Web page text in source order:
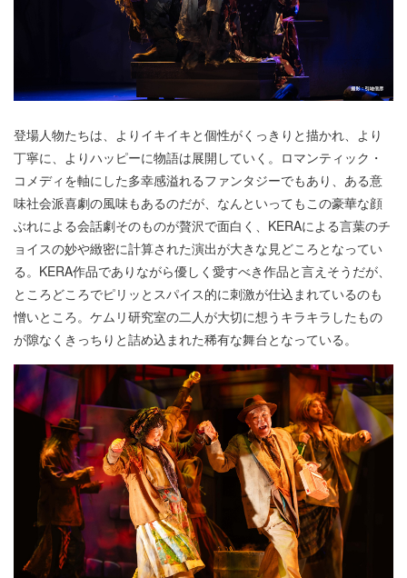
登場人物たちは、よりイキイキと個性がくっきりと描かれ、より
丁寧に、よりハッピーに物語は展開していく。ロマンティック・
コメディを軸にした多幸感溢れるファンタジーでもあり、ある意
味社会派喜劇の風味もあるのだが、なんといってもこの豪華な顔
ぶれによる会話劇そのものが贅沢で面白く、KERAによる言葉のチ
ョイスの妙や緻密に計算された演出が大きな見どころとなってい
る。KERA作品でありながら優しく愛すべき作品と言えそうだが、
ところどころでピリッとスパイス的に刺激が仕込まれているのも
憎いところ。ケムリ研究室の二人が大切に想うキラキラしたもの
が隙なくきっちりと詰め込まれた稀有な舞台となっている。